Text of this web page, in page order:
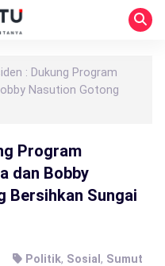
: Dukung Program
Nasution Gotong
Program
dan Bobby
Bersihkan Sungai
Politik, Sosial, Sumut